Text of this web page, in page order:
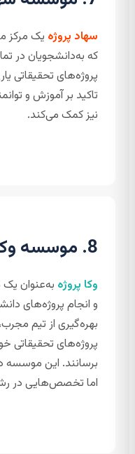
سهاد پروژه یک مرکز
که به‌دانشجویان در
پروژه‌های تحقیقاتی
تاکید بر آموزش و
نیز کمک می‌کند.
8. موسسه وکا پروژه
وکا پروژه به‌عنوان
و انجام پروژه‌های
بهره‌گیری از تیم
پروژه‌های تحقیقاتی
برسانند. این موسسه
اما تخصص‌هایی در